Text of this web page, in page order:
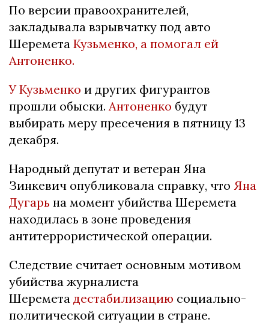
По версии правоохранителей,
закладывала взрывчатку под авто
Шеремета Кузьменко, а помогал ей
Антоненко.
У Кузьменко и других фигурантов
прошли обыски. Антоненко будут
выбирать меру пресечения в пятницу 13
декабря.
Народный депутат и ветеран Яна
Зинкевич опубликовала справку, что Яна
Дугарь на момент убийства Шеремета
находилась в зоне проведения
антитеррористической операции.
Следствие считает основным мотивом
убийства журналиста
Шеремета дестабилизацию социально-
политической ситуации в стране.